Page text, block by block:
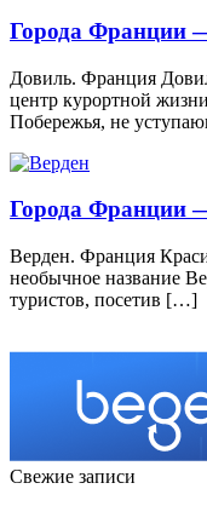
Города Франции
Довиль. Франция
центр курортной
Побережья, не
Города Франции
Верден. Франция
необычное название
туристов, посетив […]
Свежие записи